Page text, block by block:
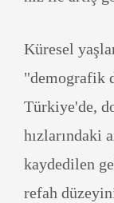
Küresel
"demografik
Türkiye'de,
hızlarındaki
kaydedilen
refah